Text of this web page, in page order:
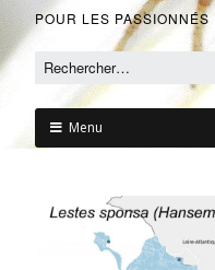
POUR LES PASSIONNÉS
Menu